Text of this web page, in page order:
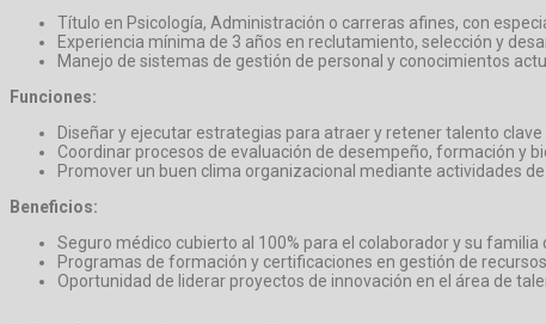
Título en Psicología, Administración o carreras afines, con
Experiencia mínima de 3 años en reclutamiento, selección y
Manejo de sistemas de gestión de personal y conocimientos
Funciones:
Diseñar y ejecutar estrategias para atraer y retener talento clave
Coordinar procesos de evaluación de desempeño, formación y
Promover un buen clima organizacional mediante actividades de
Beneficios:
Seguro médico cubierto al 100% para el colaborador y su familia
Programas de formación y certificaciones en gestión de
Oportunidad de liderar proyectos de innovación en el área de